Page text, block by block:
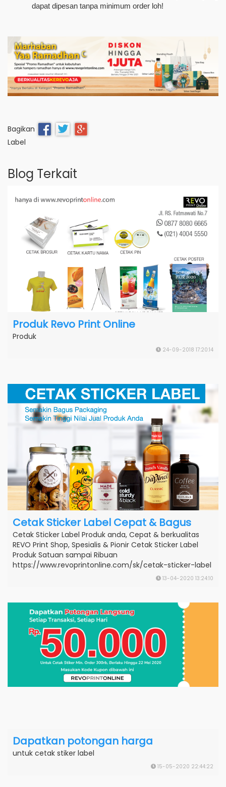
dapat dipesan tanpa minimum order loh!
Bagikan
Label
Blog Terkait
Produk Revo Print Online
Produk
24-09-2018 17:20:14
Cetak Sticker Label Cepat & Bagus
Cetak Sticker Label Produk anda, Cepat & berkualitas
REVO Print Shop, Spesialis & Pionir Cetak Sticker Label
Produk Satuan sampai Ribuan
https://www.revoprintonline.com/sk/cetak-sticker-label
13-04-2020 13:24:10
Dapatkan potongan harga
untuk cetak stiker label
15-05-2020 22:44:22